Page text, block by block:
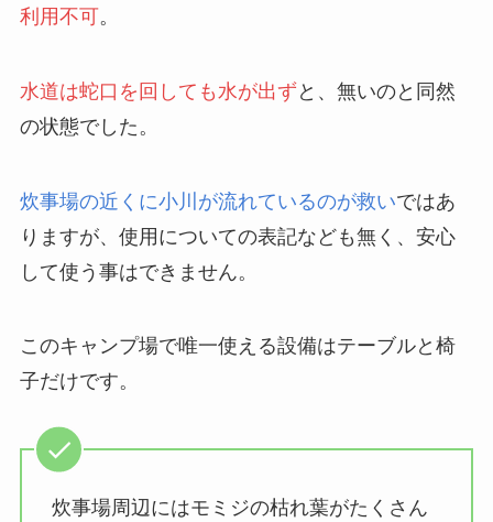
利用不可。
水道は蛇口を回しても水が出ずと、無いのと同然
の状態でした。
炊事場の近くに小川が流れているのが救いではあ
りますが、使用についての表記なども無く、安心
して使う事はできません。
このキャンプ場で唯一使える設備はテーブルと椅
子だけです。
炊事場周辺にはモミジの枯れ葉がたくさん